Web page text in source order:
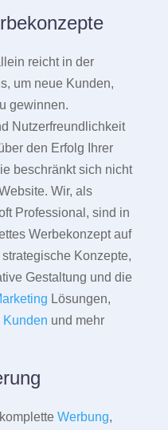
reicht in der
um neue Kunden,
gewinnen.
Nutzerfreundlichkeit
den Erfolg Ihrer
beschränkt sich nicht
Wir, als
Professional, sind in
Werbekonzept auf
Konzepte,
Gestaltung und die
Lösungen,
Kunden und mehr
Werbung,